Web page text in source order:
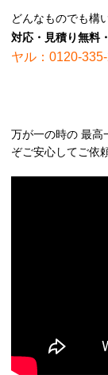
どんなものでも構
対応・見積り無料
ヤル：0120-
万が一の時の 最高
ぞご安心してご依